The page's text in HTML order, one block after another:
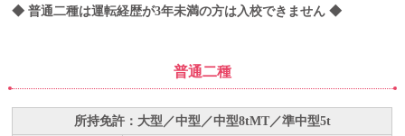
◆ 普通二種は運転経歴が3年未満の方は入校できません ◆
普通二種
所持免許：大型／中型／中型8tMT／準中型5t